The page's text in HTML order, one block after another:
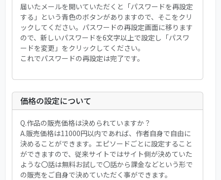
届いたメールを開いていただくと「パスワードを再設定
する」という青色のボタンがありますので、そこをクリ
ックしてください。パスワードの再設定画面に移ります
ので、新しいパスワードを6文字以上で設定し「パスワ
ードを変更」をクリックしてください。
これでパスワードの再設定は完了です。
価格の設定について
Q.作品の販売価格は決められていますか？
A.販売価格は11000円以内であれば、作者自身で自由に
決めることができます。エピソードごとに設定すること
ができますので、従来サイトではサイト側が決めていた
ような〇話は無料お試しで〇話から課金などという形で
の販売をご自身で決めていただく事ができます。